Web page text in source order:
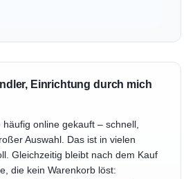
Einrichtung durch mich
online gekauft – schnell,
Auswahl. Das ist in vielen
Gleichzeitig bleibt nach dem Kauf
die kein Warenkorb löst: